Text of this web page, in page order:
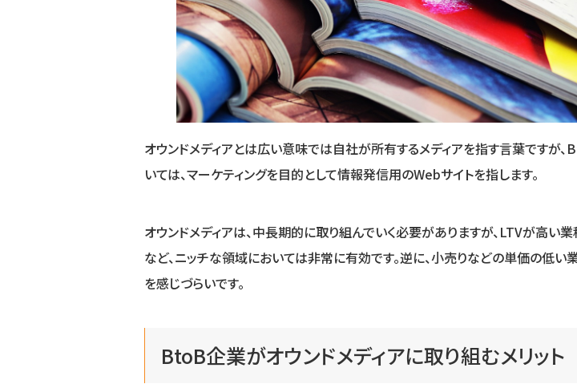
オウンドメディアとは広い意味では自社が所有するメディアを指す言葉ですが
いては、マーケティングを目的として情報発信用のWebサイトを指します。
オウンドメディアは、中長期的に取り組んでいく必要がありますが、LTVが高い
など、ニッチな領域においては非常に有効です。逆に、小売りなどの単価の低
を感じづらいです。
BtoB企業がオウンドメディアに取り組むメリット